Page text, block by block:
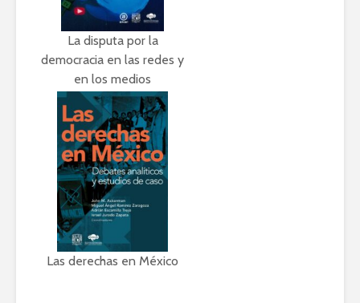
La disputa por la
democracia en las redes y
en los medios
Las derechas en México